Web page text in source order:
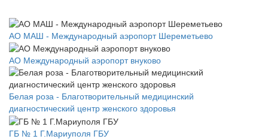
АО МАШ - Международный аэропорт Шереметьево
АО Международный аэропорт внуково
Белая роза - Благотворительный медицинский
диагностический центр женского здоровья
ГБ № 1 Г.Мариуполя ГБУ